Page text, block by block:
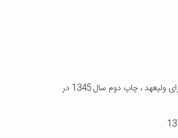
24- نامه غیاث الدین جمشید از سمرقند به پدرش ،کتاب زنبیل ، بقلم شاهزاد حاجی فرهاد میرزا معتمد الدله پسر عباس میرزای ولیعهد ، چاپ دوم سال 1345 در